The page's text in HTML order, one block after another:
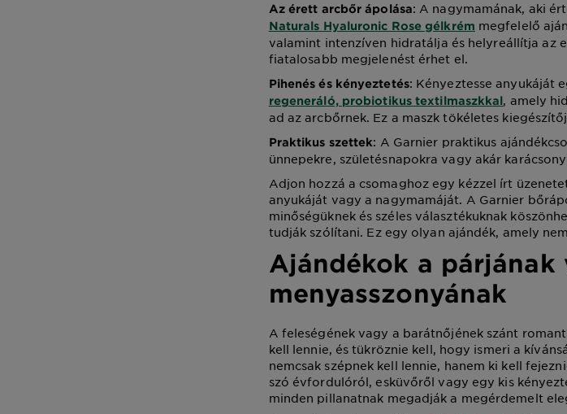
Az érett arcbőr ápolása: A nagymamának, aki
Naturals Hyaluronic Rose gélkrém megfelelő
valamint intenzíven hidratálja és helyreállítja az
fiatalosabb megjelenést érhet el.
Pihenés és kényeztetés: Kényeztesse anyukáját
regeneráló, probiotikus textilmaszkkal, amely
ad az arcbőrnek. Ez a maszk tökéletes
Praktikus szettek: A Garnier praktikus
ünnepekre, születésnapokra vagy akár
Adjon hozzá a csomaghoz egy kézzel írt
anyukáját vagy a nagymamáját. A Garnier
minőségüknek és széles választékuknak
tudják szólítani. Ez egy olyan ajándék, amely
Ajándékok a párjának
menyasszonyának
A feleségének vagy a barátnőjének szánt
kell lennie, és tükröznie kell, hogy ismeri a
nemcsak szépnek kell lennie, hanem ki kell
szó évfordulóról, esküvőről vagy egy kis
minden pillanatnak megadják a megérdemelt